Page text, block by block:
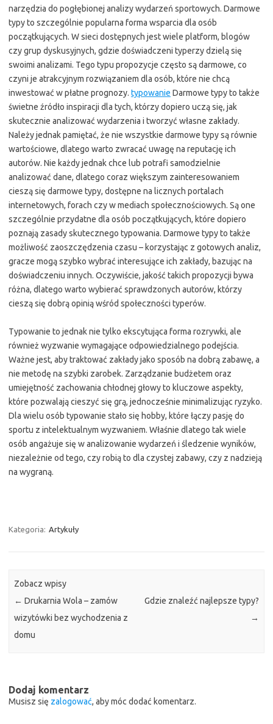
narzędzia do pogłębionej analizy wydarzeń sportowych. Darmowe
typy to szczególnie popularna forma wsparcia dla osób
początkujących. W sieci dostępnych jest wiele platform, blogów
czy grup dyskusyjnych, gdzie doświadczeni typerzy dzielą się
swoimi analizami. Tego typu propozycje często są darmowe, co
czyni je atrakcyjnym rozwiązaniem dla osób, które nie chcą
inwestować w płatne prognozy. typowanie Darmowe typy to także
świetne źródło inspiracji dla tych, którzy dopiero uczą się, jak
skutecznie analizować wydarzenia i tworzyć własne zakłady.
Należy jednak pamiętać, że nie wszystkie darmowe typy są równie
wartościowe, dlatego warto zwracać uwagę na reputację ich
autorów. Nie każdy jednak chce lub potrafi samodzielnie
analizować dane, dlatego coraz większym zainteresowaniem
cieszą się darmowe typy, dostępne na licznych portalach
internetowych, forach czy w mediach społecznościowych. Są one
szczególnie przydatne dla osób początkujących, które dopiero
poznają zasady skutecznego typowania. Darmowe typy to także
możliwość zaoszczędzenia czasu – korzystając z gotowych analiz,
gracze mogą szybko wybrać interesujące ich zakłady, bazując na
doświadczeniu innych. Oczywiście, jakość takich propozycji bywa
różna, dlatego warto wybierać sprawdzonych autorów, którzy
cieszą się dobrą opinią wśród społeczności typerów.
Typowanie to jednak nie tylko ekscytująca forma rozrywki, ale
również wyzwanie wymagające odpowiedzialnego podejścia.
Ważne jest, aby traktować zakłady jako sposób na dobrą zabawę, a
nie metodę na szybki zarobek. Zarządzanie budżetem oraz
umiejętność zachowania chłodnej głowy to kluczowe aspekty,
które pozwalają cieszyć się grą, jednocześnie minimalizując ryzyko.
Dla wielu osób typowanie stało się hobby, które łączy pasję do
sportu z intelektualnym wyzwaniem. Właśnie dlatego tak wiele
osób angażuje się w analizowanie wydarzeń i śledzenie wyników,
niezależnie od tego, czy robią to dla czystej zabawy, czy z nadzieją
na wygraną.
Kategoria: Artykuły
Zobacz wpisy
← Drukarnia Wola – zamów
wizytówki bez wychodzenia z
domu
Gdzie znaleźć najlepsze typy?
→
Dodaj komentarz
Musisz się zalogować, aby móc dodać komentarz.